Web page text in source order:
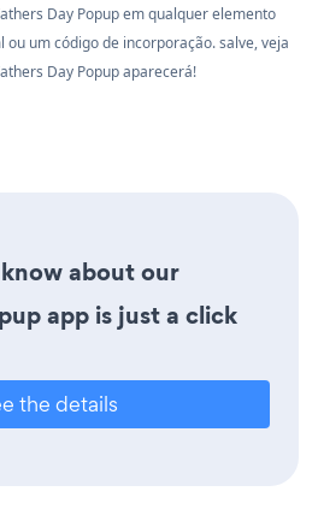
Day Popup em qualquer elemento
ou um código de incorporação. salve, veja
Day Popup aparecerá!
about our
app is just a click
the details